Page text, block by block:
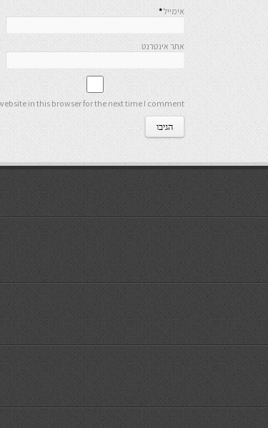
אימייל*
אתר אינטרנט
in this browser for the next time I comment.